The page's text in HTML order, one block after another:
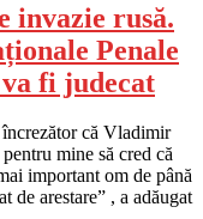
invazie rusă.
Penale
fi judecat
încrezător că Vladimir
mine să cred că
important om de până
de arestare” , a adăugat